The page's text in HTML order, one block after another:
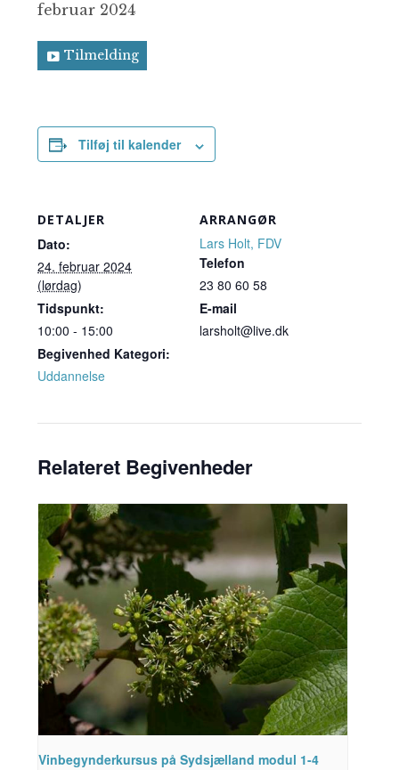
februar 2024
Tilmelding
Tilføj til kalender
DETALJER
Dato:
24. februar 2024
(lørdag)
Tidspunkt:
10:00 - 15:00
Begivenhed Kategori:
Uddannelse
ARRANGØR
Lars Holt, FDV
Telefon
23 80 60 58
E-mail
larsholt@live.dk
Relateret Begivenheder
Vinbegynderkursus på Sydsjælland modul 1-4